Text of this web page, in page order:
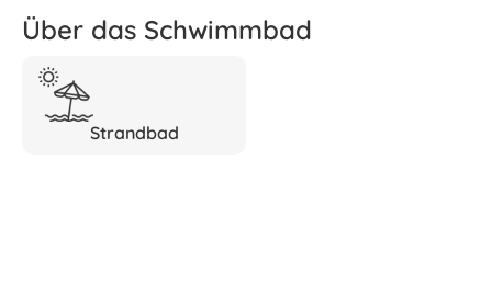
Über das Schwimmbad
Strandbad